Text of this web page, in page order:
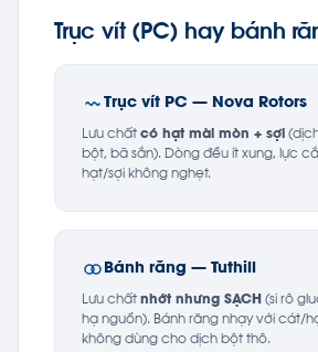
Trục vít (PC) hay bánh
Trục vít PC — Nova Rotors
Lưu chất có hạt mài mòn + sợi
bột, bã sắn). Dòng đều ít xung, lực
hạt/sợi không nghẹt.
Bánh răng — Tuthill
Lưu chất nhớt nhưng SẠCH (si rô
hạ nguồn). Bánh răng nhạy với cát/
không dùng cho dịch bột thô.